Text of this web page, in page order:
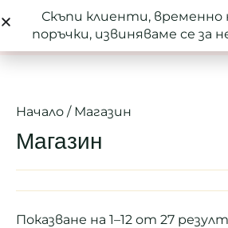
Начало / Магазин
Магазин
Показване на 1–12 от 27
Скъпи клиенти, временно
поръчки, извиняваме се за